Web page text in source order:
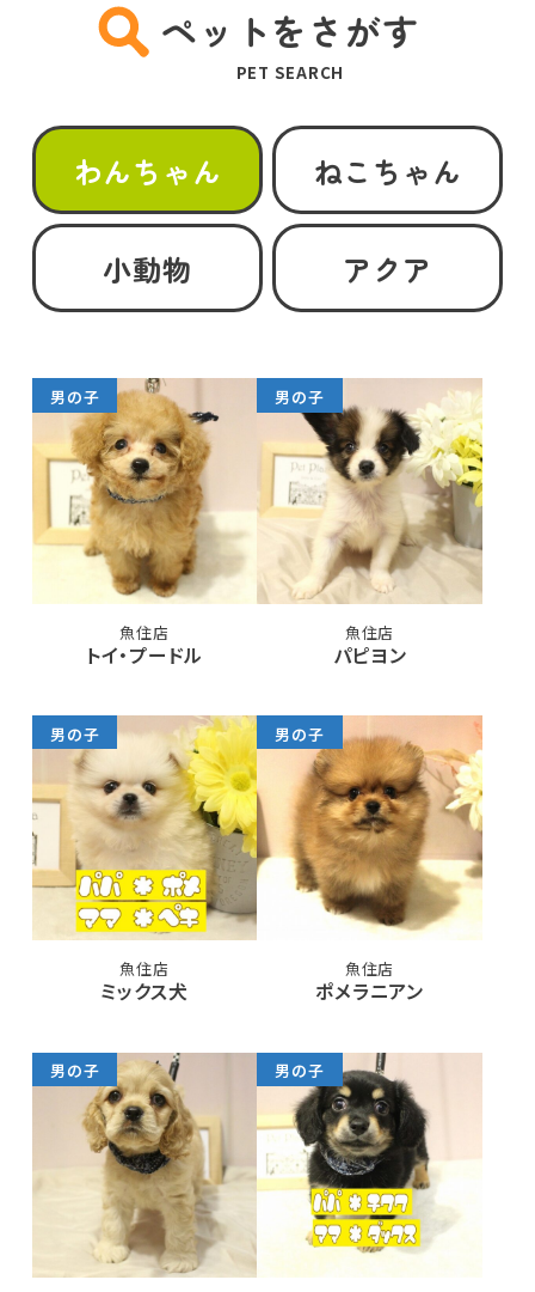
ペットをさがす
PET SEARCH
わんちゃん ねこちゃん
小動物 アクア
男の子
魚住店
トイ・プードル
男の子
魚住店
パピヨン
男の子
魚住店
ミックス犬
男の子
魚住店
ポメラニアン
男の子 男の子